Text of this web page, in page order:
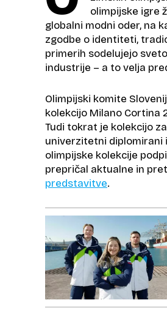
olimpijske igre
globalni modni oder, na
zgodbe o identiteti,
primerih sodelujejo
industrije – a to velja
Olimpijski komite
kolekcijo Milano Cortina
Tudi tokrat je kolekcijo
univerzitetni diplomirani
olimpijske kolekcije
prepričal aktualne in
predstavitve.